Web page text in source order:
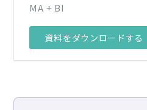
MA + BI
資料をダウンロードする